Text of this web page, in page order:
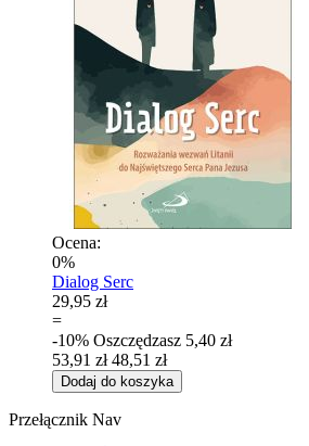
Ocena:
0%
Dialog Serc
29,95 zł
=
-10% Oszczędzasz 5,40 zł
53,91 zł 48,51 zł
Dodaj do koszyka
Przełącznik Nav